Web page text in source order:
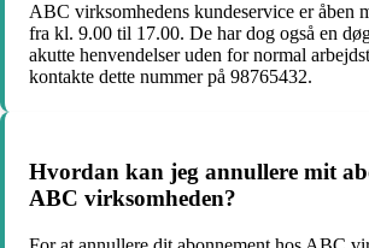
ABC virksomhedens kundeservice er åben
fra kl. 9.00 til 17.00. De har dog også en
akutte henvendelser uden for normal
kontakte dette nummer på 98765432.
Hvordan kan jeg annullere mit
ABC virksomheden?